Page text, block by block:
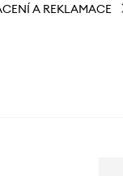
A REKLAMACE